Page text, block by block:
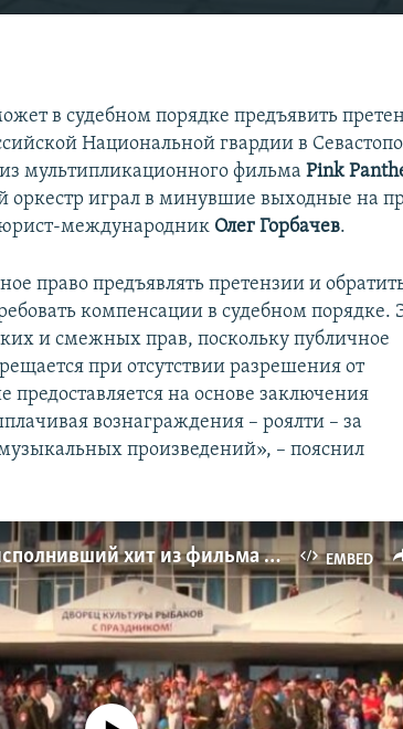
в судебном порядке предъявить
Национальной гвардии в
мультипликационного фильма Pink
оркестр играл в минувшие выходные на
юрист-международник Олег Горбачев.
право предъявлять претензии и
компенсации в судебном порядке.
и смежных прав, поскольку публичное
при отсутствии разрешения от
предоставляется на основе заключения
вознаграждения – роялти – за
произведений», – пояснил
EMBED
На российский оркестр, исполнивший хит из фильма Pink Panther, могут подать в суд (видео)
source currently available